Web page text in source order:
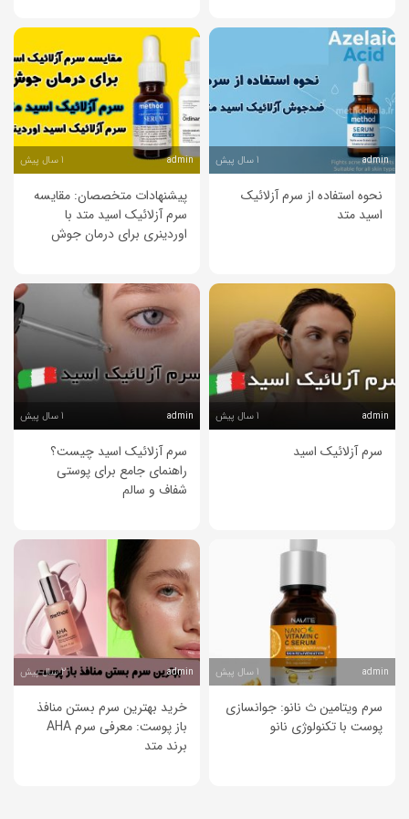
admin 1 سال پیش
نحوه استفاده از سرم آزلائیک
اسید متد
admin 1 سال پیش
پیشنهادات متخصصان: مقایسه
سرم آزلائیک اسید متد با
اوردینری برای درمان جوش
admin 1 سال پیش
سرم آزلائیک اسید
admin 1 سال پیش
سرم آزلائیک اسید چیست؟
راهنمای جامع برای پوستی
شفاف و سالم
admin 1 سال پیش
سرم ویتامین ث نانو: جوانسازی
پوست با تکنولوژی نانو
admin 2 سال پیش
خرید بهترین سرم بستن منافذ
باز پوست: معرفی سرم AHA
برند متد